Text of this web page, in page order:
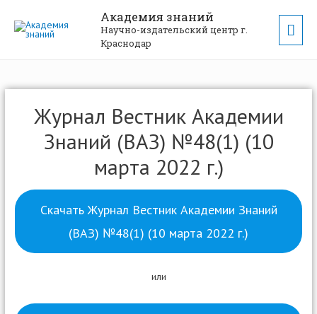
Академия знаний
Научно-издательский центр г.
Краснодар
Журнал Вестник Академии
Знаний (ВАЗ) №48(1) (10
марта 2022 г.)
Скачать Журнал Вестник Академии Знаний
(ВАЗ) №48(1) (10 марта 2022 г.)
или